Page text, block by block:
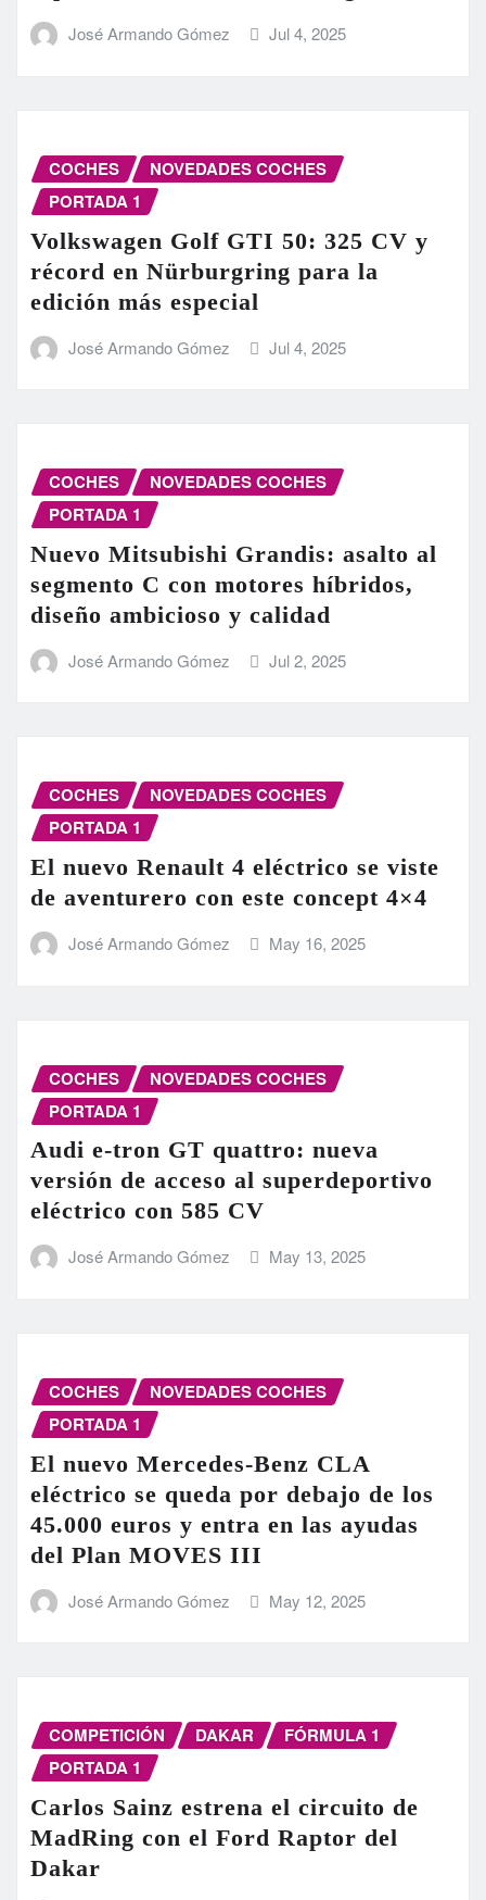
José Armando Gómez Jul 4, 2025
COCHES
NOVEDADES COCHES
PORTADA 1
Volkswagen Golf GTI 50: 325 CV y
récord en Nürburgring para la
edición más especial
José Armando Gómez Jul 4, 2025
COCHES
NOVEDADES COCHES
PORTADA 1
Nuevo Mitsubishi Grandis: asalto al
segmento C con motores híbridos,
diseño ambicioso y calidad
José Armando Gómez Jul 2, 2025
COCHES
NOVEDADES COCHES
PORTADA 1
El nuevo Renault 4 eléctrico se viste
de aventurero con este concept 4×4
José Armando Gómez May 16, 2025
COCHES
NOVEDADES COCHES
PORTADA 1
Audi e-tron GT quattro: nueva
versión de acceso al superdeportivo
eléctrico con 585 CV
José Armando Gómez May 13, 2025
COCHES
NOVEDADES COCHES
PORTADA 1
El nuevo Mercedes-Benz CLA
eléctrico se queda por debajo de los
45.000 euros y entra en las ayudas
del Plan MOVES III
José Armando Gómez May 12, 2025
COMPETICIÓN DAKAR
FÓRMULA 1
PORTADA 1
Carlos Sainz estrena el circuito de
MadRing con el Ford Raptor del
Dakar